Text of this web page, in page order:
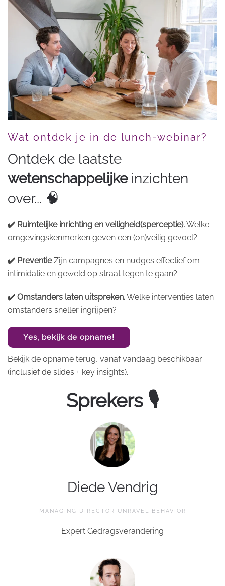
Wat ontdek je in de lunch-webinar?
Ontdek de laatste
wetenschappelijkeinzichten
over... 🧠
✔️ Ruimtelijke inrichting en veiligheid(sperceptie).Welke
omgevingskenmerken geven een (on)veilig gevoel?
✔️ PreventieZijn campagnes en nudges effectief om
intimidatie en geweld op straat tegen te gaan?
✔️ Omstanders laten uitspreken.Welke interventies laten
omstanders sneller ingrijpen?
Yes, bekijk de opname!
Bekijk de opname terug, vanaf vandaag beschikbaar
(inclusief de slides + key insights).
Sprekers 🎙
Diede Vendrig
MANAGING DIRECTOR UNRAVEL BEHAVIOR
Expert Gedragsverandering